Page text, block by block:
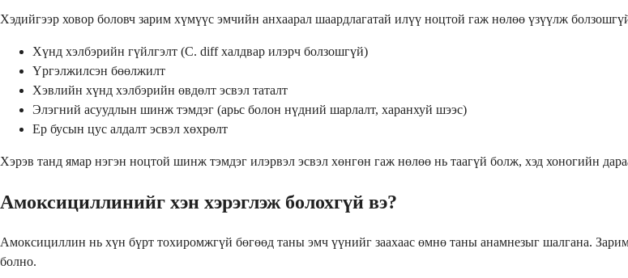
Хэдийгээр ховор боловч зарим хүмүүс эмчийн анхаарал шаардлагатай илүү ноцтой гаж нөлөө үзүүлж
Хүнд хэлбэрийн гүйлгэлт (C. diff халдвар илэрч болзошгүй)
Үргэлжилсэн бөөлжилт
Хэвлийн хүнд хэлбэрийн өвдөлт эсвэл таталт
Элэгний асуудлын шинж тэмдэг (арьс болон нүдний шарлалт, харанхуй шээс)
Ер бусын цус алдалт эсвэл хөхрөлт
Хэрэв танд ямар нэгэн ноцтой шинж тэмдэг илэрвэл эсвэл хөнгөн гаж нөлөө нь таагүй болж, хэд хоногийн
Амоксициллинийг хэн хэрэглэж болохгүй вэ?
Амоксициллин нь хүн бүрт тохиромжгүй бөгөөд таны эмч үүнийг заахаас өмнө таны анамнезыг шалгана.
болно.